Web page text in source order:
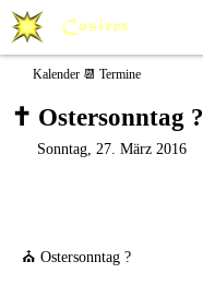
Kalender 📆 Termine
✝️ Ostersonntag ?
Sonntag, 27. März 2016
⛪ Ostersonntag ?